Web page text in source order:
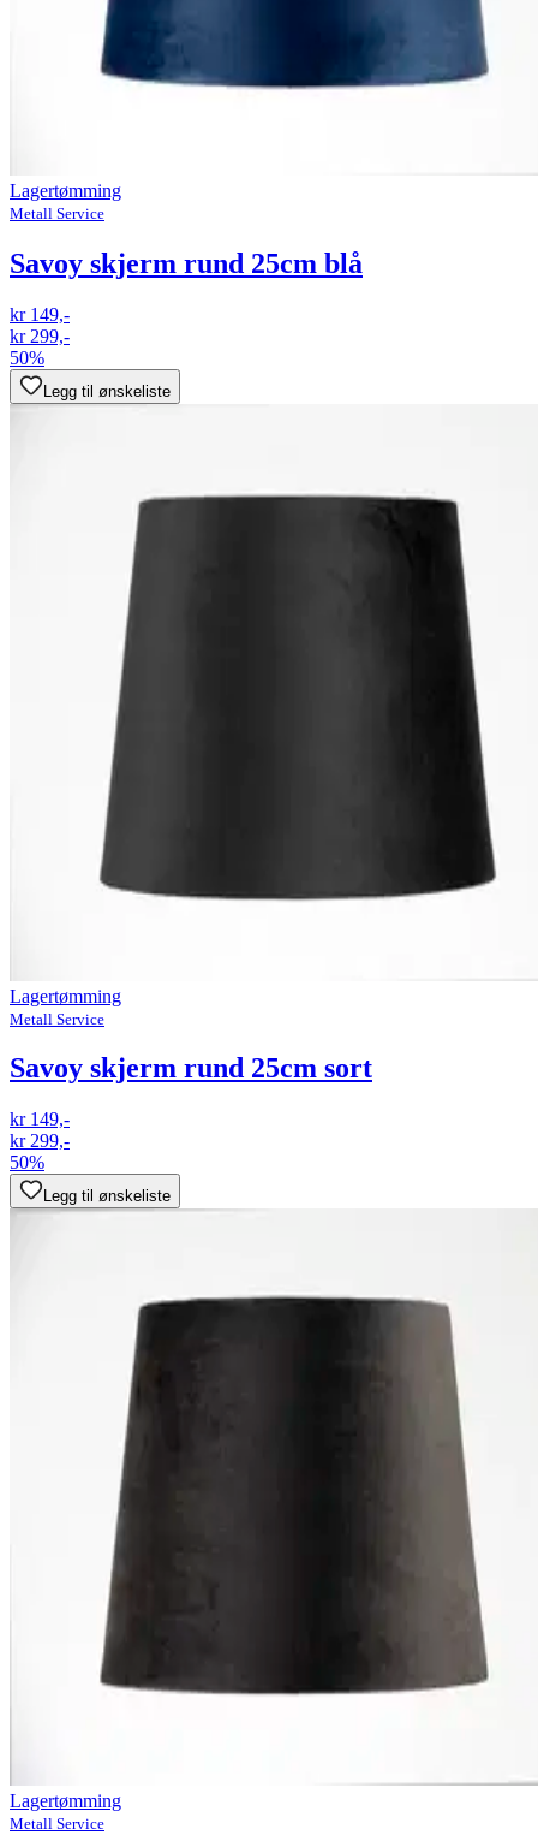
Lagertømming
Metall Service
Savoy skjerm rund 25cm blå
kr 149,-
kr 299,-
50%
Legg til ønskeliste
Lagertømming
Metall Service
Savoy skjerm rund 25cm sort
kr 149,-
kr 299,-
50%
Legg til ønskeliste
Lagertømming
Metall Service